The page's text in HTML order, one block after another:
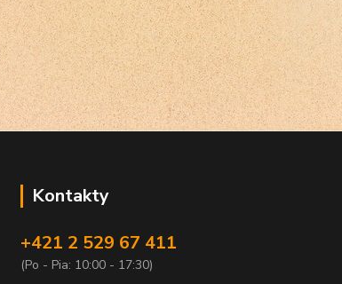
Kontakty
+421 2 529 67 411
(Po - Pia: 10:00 - 17:30)